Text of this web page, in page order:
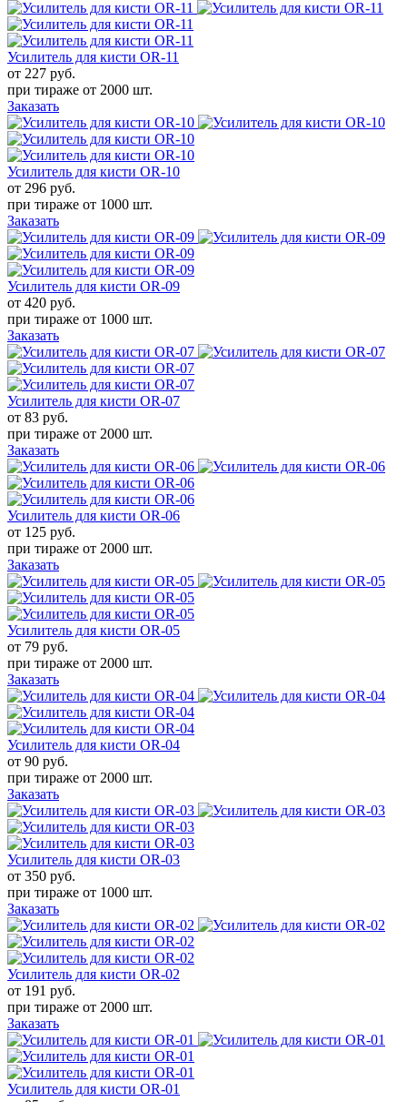
Усилитель для кисти OR-11
от 227 руб.
при тираже от 2000 шт.
Заказать
Усилитель для кисти OR-10
от 296 руб.
при тираже от 1000 шт.
Заказать
Усилитель для кисти OR-09
от 420 руб.
при тираже от 1000 шт.
Заказать
Усилитель для кисти OR-07
от 83 руб.
при тираже от 2000 шт.
Заказать
Усилитель для кисти OR-06
от 125 руб.
при тираже от 2000 шт.
Заказать
Усилитель для кисти OR-05
от 79 руб.
при тираже от 2000 шт.
Заказать
Усилитель для кисти OR-04
от 90 руб.
при тираже от 2000 шт.
Заказать
Усилитель для кисти OR-03
от 350 руб.
при тираже от 1000 шт.
Заказать
Усилитель для кисти OR-02
от 191 руб.
при тираже от 2000 шт.
Заказать
Усилитель для кисти OR-01